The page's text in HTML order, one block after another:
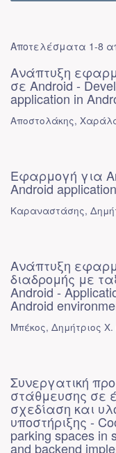
Αποτελέσματα 1-8
Ανάπτυξη
σε Android -
application in
Αποστολάκης,
Εφαρμογή για
Android
Καραναστάσης,
Ανάπτυξη
διαδρομής με
Android -
Android
Μπέκος, Δημήτριος Χ.
Συνεργατική
στάθμευσης σε
σχεδίαση και
υποστήριξης -
parking spaces in
and backend